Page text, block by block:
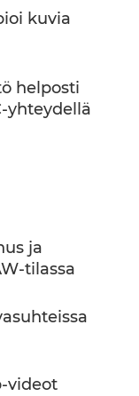
kuvia
helposti
yhteydellä
ja
tilassa
videot